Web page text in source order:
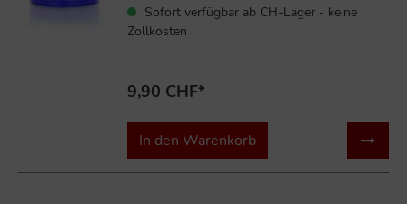
Sofort verfügbar ab CH-Lager - keine
Zollkosten
9,90 CHF*
In den Warenkorb